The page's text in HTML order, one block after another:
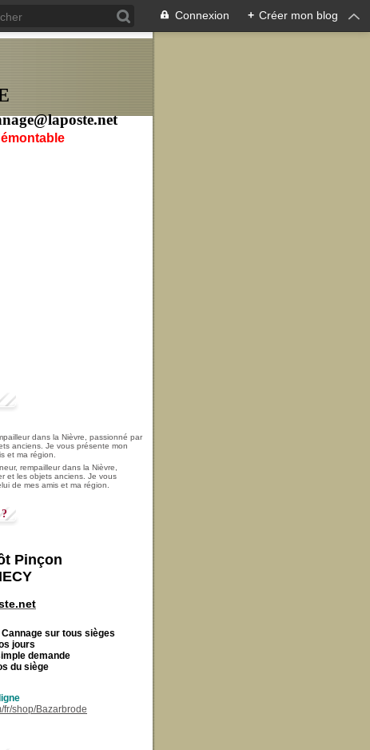
Connexion + Créer mon blog
rempailleur dans la Nièvre,
et les objets anciens. Je vous
de mes amis et ma région.
Pinçon
sur tous sièges
jours
demande
du siège
fr/shop/Bazarbrode